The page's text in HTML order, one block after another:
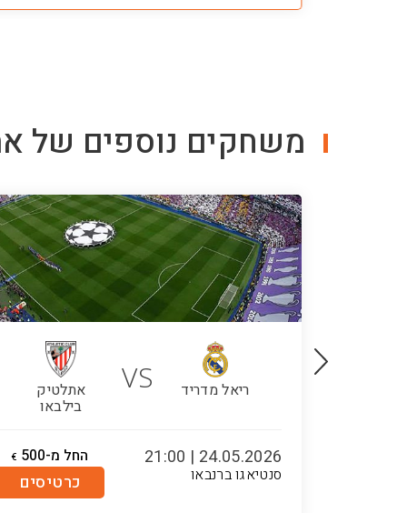
משחקים נוספים של
ריאל מדריד VS אתלטיק
בילבאו
24.05.2026 | 21:00
סנטיאגו ברנבאו
החל מ-500 €
כרטיסים